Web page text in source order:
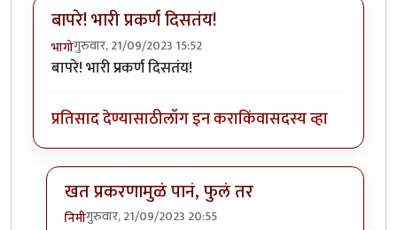
बापरे! भारी प्रकर्ण दिसतंय!
भागोगुरुवार, 21/09/2023 15:52
बापरे! भारी प्रकर्ण दिसतंय!
प्रतिसाद देण्यासाठीलॉग इन कराकिंवासदस्य व्हा
खत प्रकरणामुळं पानं, फुलं तर
निमीगुरुवार, 21/09/2023 20:55